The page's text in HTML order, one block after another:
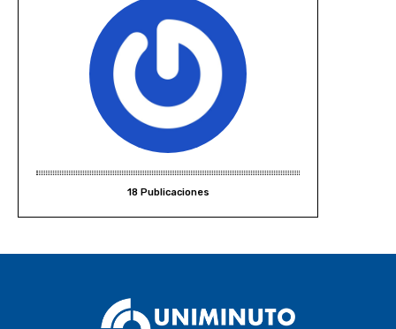
18 Publicaciones